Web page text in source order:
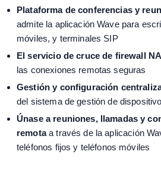
Plataforma de conferencias y
admite la aplicación Wave para
móviles, y terminales SIP
El servicio de cruce de firewall
las conexiones remotas seguras
Gestión y configuración
del sistema de gestión de
Únase a reuniones, llamadas y
remotaa través de la aplicación
teléfonos fijos y teléfonos móviles